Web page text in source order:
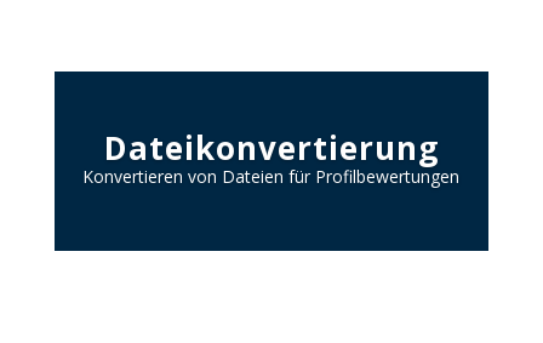
Dateikonvertierung
Konvertieren von Dateien für Profilbewertungen